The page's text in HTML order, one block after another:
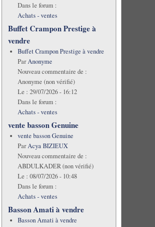
Dans le forum :
Achats - ventes
Buffet Crampon Prestige à
vendre
Buffet Crampon Prestige à vendre
ParAnonyme
Nouveau commentaire de :
Anonyme (non vérifié)
Le : 29/07/2026 - 16:12
Dans le forum :
Achats - ventes
vente basson Genuine
vente basson Genuine
ParAcya BIZIEUX
Nouveau commentaire de :
ABDULKADER (non vérifié)
Le : 08/07/2026 - 10:48
Dans le forum :
Achats - ventes
Basson Amati à vendre
Basson Amati à vendre